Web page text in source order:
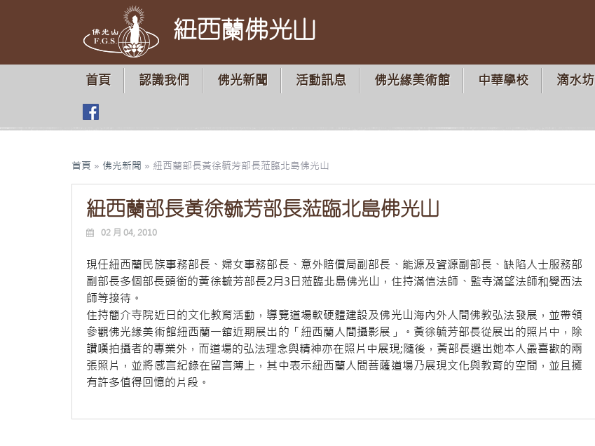
紐西蘭佛光山
首頁 認識我們 佛光新聞 活動訊息 佛光緣美術館 中華學校 滴水坊
首頁 » 佛光新聞 » 紐西蘭部長黃徐毓芳部長蒞臨北島佛光山
紐西蘭部長黃徐毓芳部長蒞臨北島佛光山
02 月 04, 2010
現任紐西蘭民族事務部長、婦女事務部長、意外賠償局副部長、能源及資源副部長、缺陷人士服務部
副部長多個部長頭銜的黃徐毓芳部長2月3日蒞臨北島佛光山，住持滿信法師、監寺滿望法師和覺西法
師等接待。
住持簡介寺院近日的文化教育活動，導覽道場軟硬體建設及佛光山海內外人間佛教弘法發展，並帶領
參觀佛光緣美術館紐西蘭一舘近期展出的「紐西蘭人間攝影展」。黃徐毓芳部長從展出的照片中，除
讚嘆拍攝者的專業外，而道場的弘法理念與精神亦在照片中展現;隨後，黃部長選出她本人最喜歡的兩
張照片，並將感言紀錄在留言簿上，其中表示紐西蘭人間菩薩道場乃展現文化與教育的空間，並且擁
有許多值得回憶的片段。